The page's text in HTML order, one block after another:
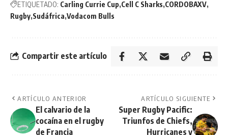
ETIQUETADO: Carling Currie Cup Cell C Sharks CORDOBAXV
Rugby Sudáfrica Vodacom Bulls
Compartir este artículo
ARTÍCULO ANTERIOR
El calvario de la
cocaína en el rugby
de Francia
ARTÍCULO SIGUIENTE
Super Rugby Pacific:
Triunfos de Chiefs,
Hurricanes y